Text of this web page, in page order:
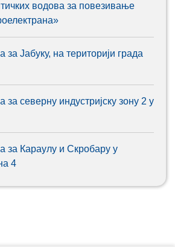
водова за повезивање
за Јабуку, на територији града
за северну индустријску зону 2 у
за Караулу и Скробару у
4